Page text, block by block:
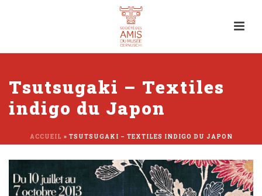
Tsutsugaki – Textiles
indigo du Japon
ACCUEIL » TSUTSUGAKI – TEXTILES INDIGO DU JAPON